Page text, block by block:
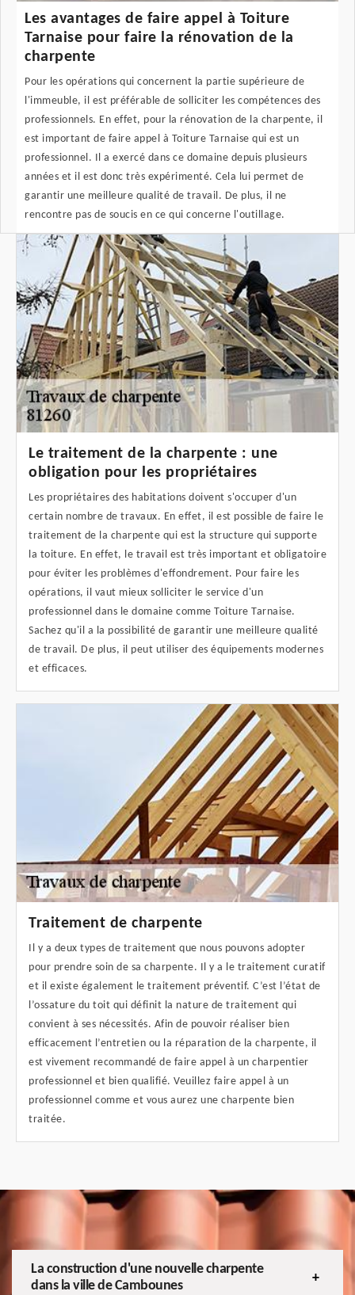
Les avantages de faire appel à Toiture
Tarnaise pour faire la rénovation de la
charpente
Pour les opérations qui concernent la partie supérieure de
l'immeuble, il est préférable de solliciter les compétences des
professionnels. En effet, pour la rénovation de la charpente, il
est important de faire appel à Toiture Tarnaise qui est un
professionnel. Il a exercé dans ce domaine depuis plusieurs
années et il est donc très expérimenté. Cela lui permet de
garantir une meilleure qualité de travail. De plus, il ne
rencontre pas de soucis en ce qui concerne l'outillage.
Le traitement de la charpente : une
obligation pour les propriétaires
Les propriétaires des habitations doivent s'occuper d'un
certain nombre de travaux. En effet, il est possible de faire le
traitement de la charpente qui est la structure qui supporte
la toiture. En effet, le travail est très important et obligatoire
pour éviter les problèmes d'effondrement. Pour faire les
opérations, il vaut mieux solliciter le service d'un
professionnel dans le domaine comme Toiture Tarnaise.
Sachez qu'il a la possibilité de garantir une meilleure qualité
de travail. De plus, il peut utiliser des équipements modernes
et efficaces.
Traitement de charpente
Il y a deux types de traitement que nous pouvons adopter
pour prendre soin de sa charpente. Il y a le traitement curatif
et il existe également le traitement préventif. C’est l’état de
l’ossature du toit qui définit la nature de traitement qui
convient à ses nécessités. Afin de pouvoir réaliser bien
efficacement l’entretien ou la réparation de la charpente, il
est vivement recommandé de faire appel à un charpentier
professionnel et bien qualifié. Veuillez faire appel à un
professionnel comme et vous aurez une charpente bien
traitée.
La construction d'une nouvelle charpente
dans la ville de Cambounes